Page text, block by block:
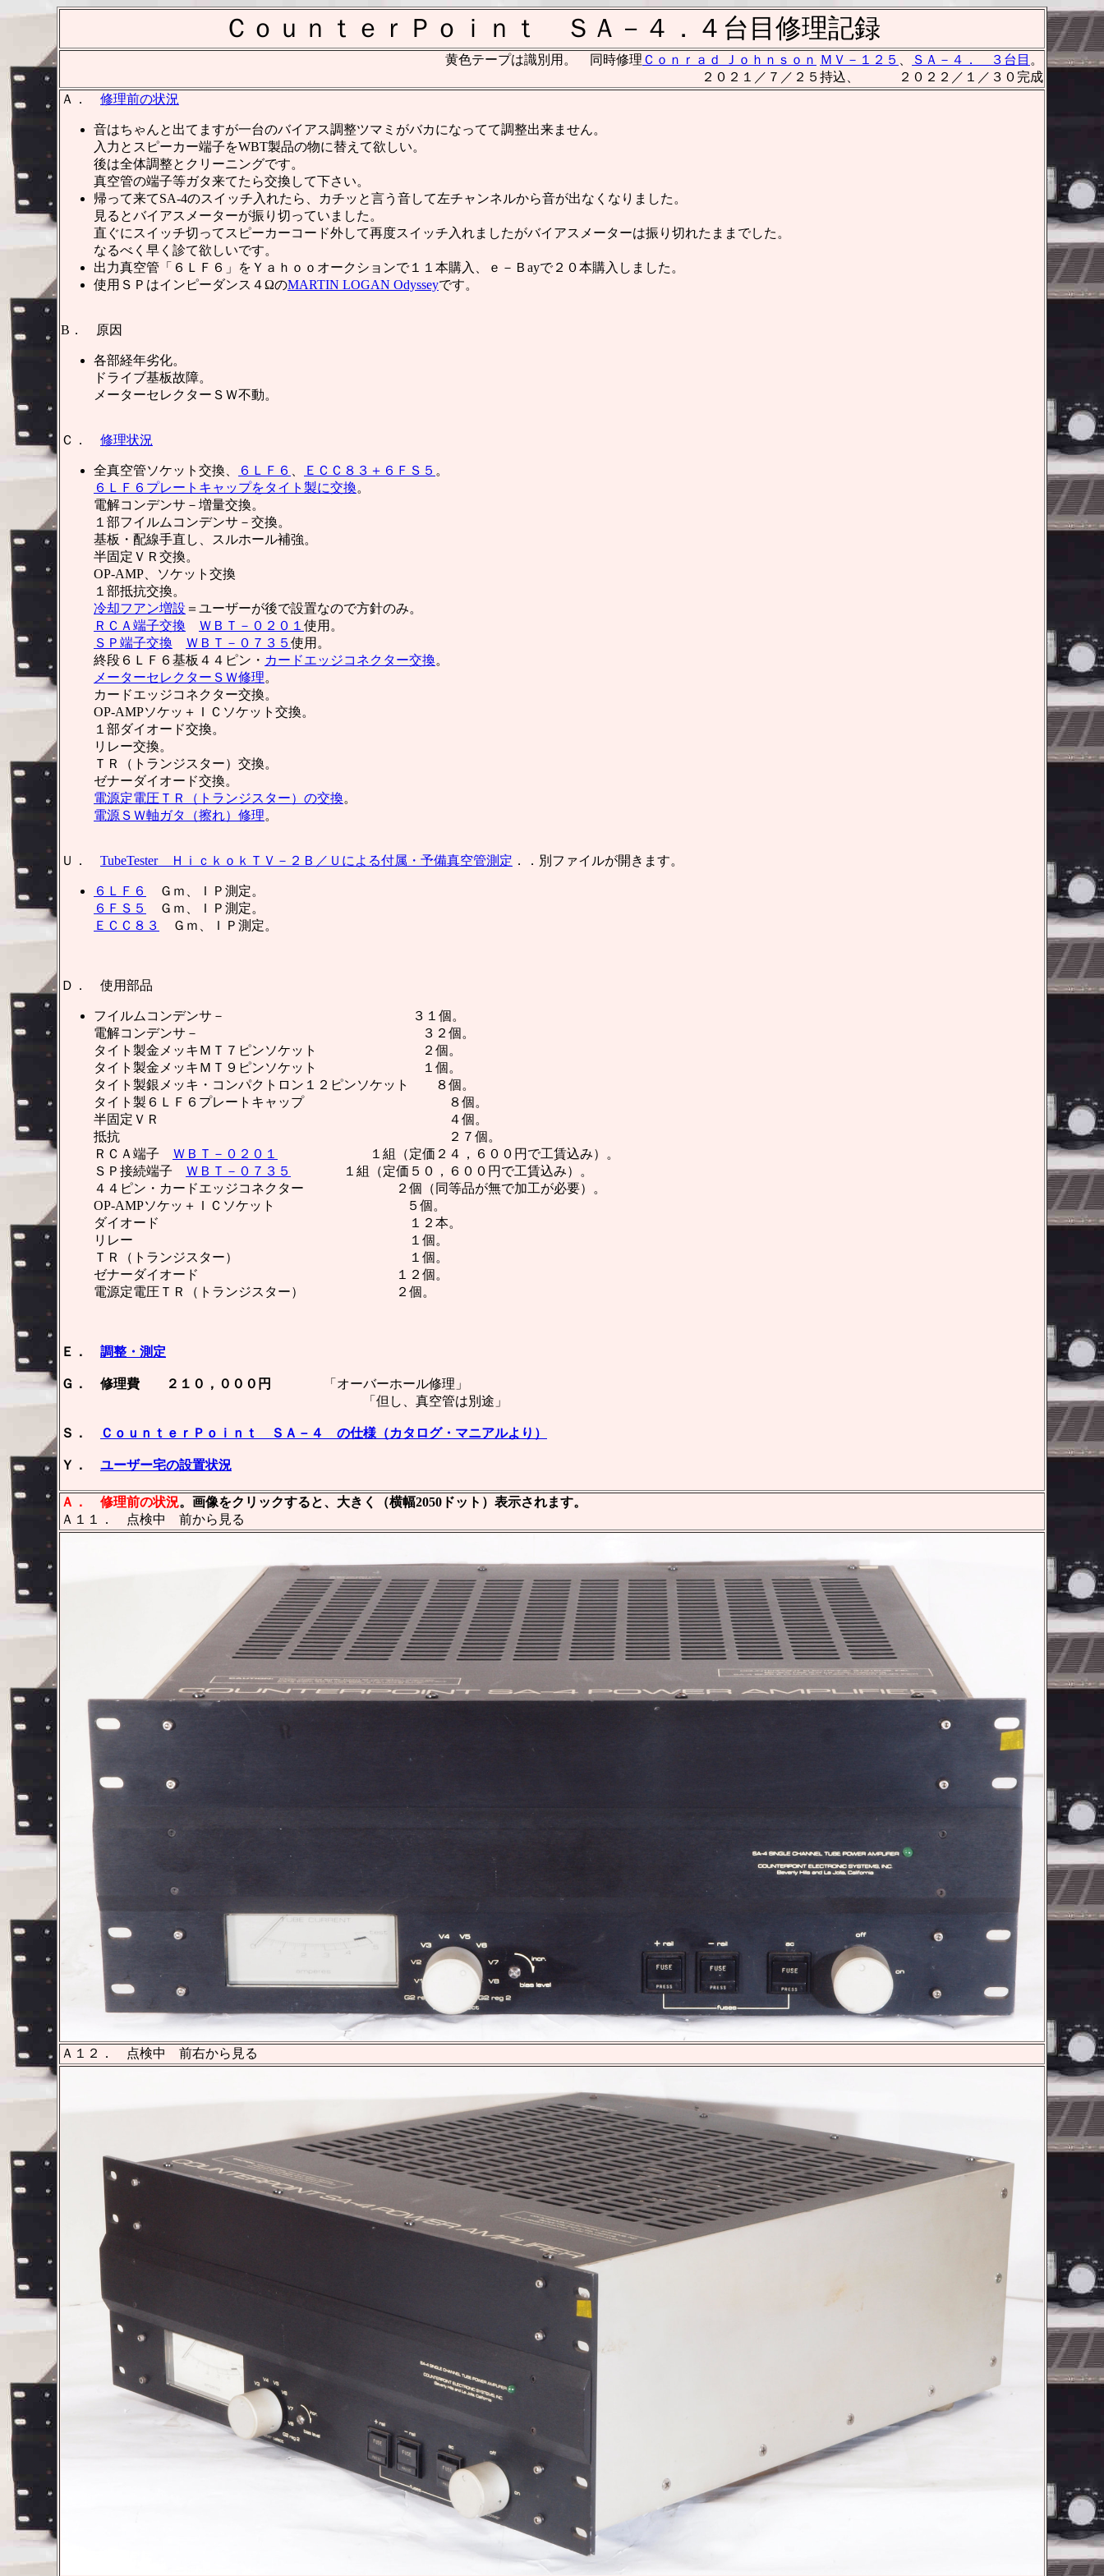
ＣｏｕｎｔｅｒＰｏｉｎｔ ＳＡ－４．４台目修理記録
黄色テープは識別用。 同時修理 Ｃｏｎｒａｄ Ｊｏｈｎｓｏｎ ＭＶ－１２５ ＳＡ－４． ３台目 。
２０２１／７／２５持込、 ２０２２／１／３０完成
Ａ． 修理前の状況
音はちゃんと出てますが一台のバイアス調整ツマミがバカになってて調整出来ません。
入力とスピーカー端子をWBT製品の物に替えて欲しい。
後は全体調整とクリーニングです。
真空管の端子等ガタ来てたら交換して下さい。
帰って来てSA-4のスイッチ入れたら、カチッと言う音して左チャンネルから音が出なくなりました。
見るとバイアスメーターが振り切っていました。
直ぐにスイッチ切ってスピーカーコード外して再度スイッチ入れましたがバイアスメーターは振り切れたままでした。
なるべく早く診て欲しいです。
出力真空管「６ＬＦ６」をＹａｈｏｏオークションで１１本購入、ｅ－Ｂayで２０本購入しました。
使用ＳＰはインピーダンス４ΩのMARTIN LOGAN Odysseyです。
B． 原因
各部経年劣化。
ドライブ基板故障。
メーターセレクターＳＷ不動。
Ｃ． 修理状況
全真空管ソケット交換、 ６ＬＦ６ ＥＣＣ８３＋６ＦＳ５ 。
６ＬＦ６プレートキャップをタイト製に交換。
電解コンデンサ－増量交換。
１部フイルムコンデンサ－交換。
基板・配線手直し、スルホール補強。
半固定ＶＲ交換。
OP-AMP、ソケット交換
１部抵抗交換。
冷却フアン増設 ＝ユーザーが後で設置なので方針のみ。
ＲＣＡ端子交換
ＷＢＴ－０２０１ 使用。
ＳＰ端子交換
ＷＢＴ－０７３５ 使用。
終段６ＬＦ６基板４４ピン・ カードエッジコネクター交換。
メーターセレクターＳＷ修理。
カードエッジコネクター交換。
OP-AMPソケッ＋ＩＣソケット交換。
１部ダイオード交換。
リレー交換。
ＴＲ（トランジスター）交換。
ゼナーダイオード交換。
電源定電圧ＴＲ（トランジスター）の交換。
電源ＳＷ軸ガタ（擦れ）修理。
Ｕ． TubeTester ＨｉｃｋｏｋＴＶ－２Ｂ／Ｕによる付属・予備真空管測定 ．．別ファイルが開きます。
６ＬＦ６
Ｇｍ、ＩＰ測定。
６ＦＳ５
Ｇｍ、ＩＰ測定。
ＥＣＣ８３
Ｇｍ、ＩＰ測定。
Ｄ． 使用部品
フイルムコンデンサ－ ３１個。
電解コンデンサ－ ３２個。
タイト製金メッキＭＴ７ピンソケット ２個。
タイト製金メッキＭＴ９ピンソケット １個。
タイト製銀メッキ・コンパクトロン１２ピンソケット ８個。
タイト製６ＬＦ６プレートキャップ ８個。
半固定ＶＲ ４個。
抵抗 ２７個。
ＲＣＡ端子 ＷＢＴ－０２０１
１組（定価２４，６００円で工賃込み）。
ＳＰ接続端子 ＷＢＴ－０７３５
１組（定価５０，６００円で工賃込み）。
４４ピン・カードエッジコネクター ２個（同等品が無で加工が必要）。
OP-AMPソケッ＋ＩＣソケット ５個。
ダイオード １２本。
リレー １個。
ＴＲ（トランジスター） １個。
ゼナーダイオード １２個。
電源定電圧ＴＲ（トランジスター） ２個。
Ｅ． 調整・測定
Ｇ． 修理費 ２１０，０００円
「オーバーホール修理」
「但し、真空管は別途」
Ｓ． ＣｏｕｎｔｅｒＰｏｉｎｔ ＳＡ－４ の仕様（カタログ・マニアルより）
Ｙ． ユーザー宅の設置状況
Ａ． 修理前の状況。画像をクリックすると、大きく（横幅2050ドット）表示されます。
Ａ１１． 点検中 前から見る
Ａ１２． 点検中 前右から見る